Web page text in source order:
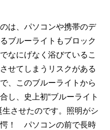
は、パソコンや携帯のデ
ブルーライトもブロック
なにげなく浴びているこ
せてしまうリスクがある
、このブルーライトから
し、史上初“ブルーライト
させたのです。照明がシ
愕！ パソコンの前で長時